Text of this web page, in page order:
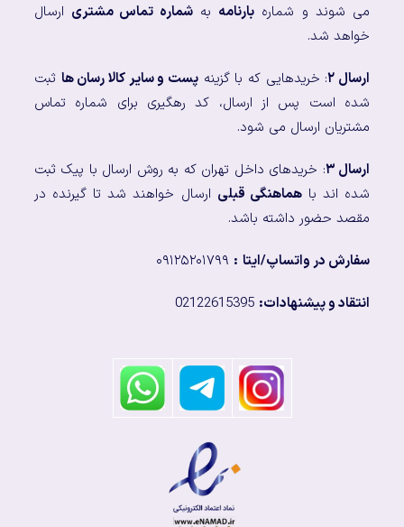
می شوند و شماره بارنامه بهشماره تماس مشتری ارسال
خواهد شد.
ارسال ۲ : خریدهایی که با گزینه پست و سایر کالا رسان ها ثبت
شده است پس از ارسال، کد رهگیری برای شماره تماس
مشتریان ارسال می شود.
ارسال ۳
: خریدهای داخل تهران که به روش ارسال با پیک ثبت
شده اند باهماهنگی قبلی ارسال خواهند شد تا گیرنده در
مقصد حضور داشته باشد.
سفارش در واتساپ/ایتا :
انتقاد و پیشنهادات: